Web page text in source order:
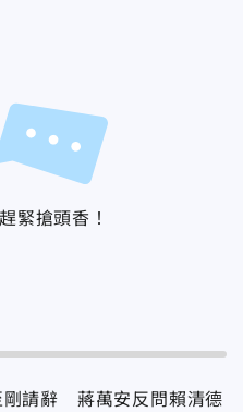
緊搶頭香！
剛請辭 蔣萬安反問賴清德